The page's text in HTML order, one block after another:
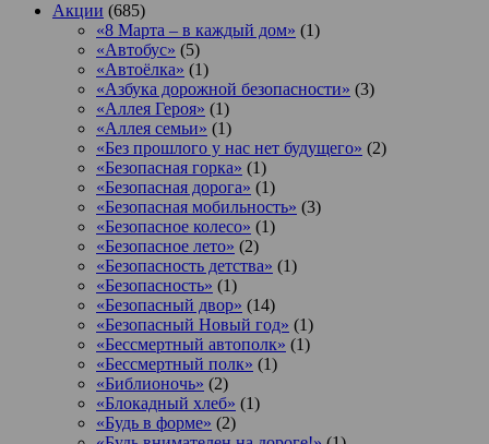
Акции (685)
«8 Марта – в каждый дом» (1)
«Автобус» (5)
«Автоёлка» (1)
«Азбука дорожной безопасности» (3)
«Аллея Героя» (1)
«Аллея семьи» (1)
«Без прошлого у нас нет будущего» (2)
«Безопасная горка» (1)
«Безопасная дорога» (1)
«Безопасная мобильность» (3)
«Безопасное колесо» (1)
«Безопасное лето» (2)
«Безопасность детства» (1)
«Безопасность» (1)
«Безопасный двор» (14)
«Безопасный Новый год» (1)
«Бессмертный автополк» (1)
«Бессмертный полк» (1)
«Библионочь» (2)
«Блокадный хлеб» (1)
«Будь в форме» (2)